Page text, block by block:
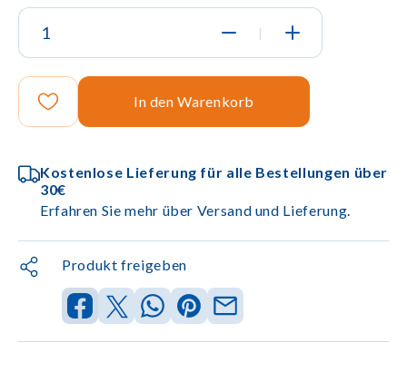
|
In den Warenkorb
Kostenlose Lieferung für alle Bestellungen über
30€
Erfahren Sie mehr über Versand und Lieferung.
Produkt freigeben